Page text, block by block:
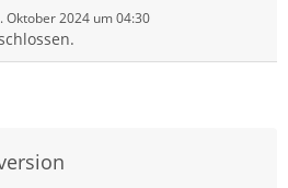
Oktober 2024 um 04:30